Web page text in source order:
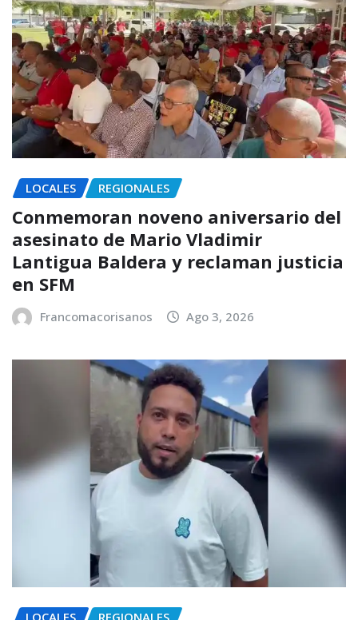
LOCALES REGIONALES
Conmemoran noveno aniversario del
asesinato de Mario Vladimir
Lantigua Baldera y reclaman justicia
en SFM
Francomacorisanos Ago 3, 2026